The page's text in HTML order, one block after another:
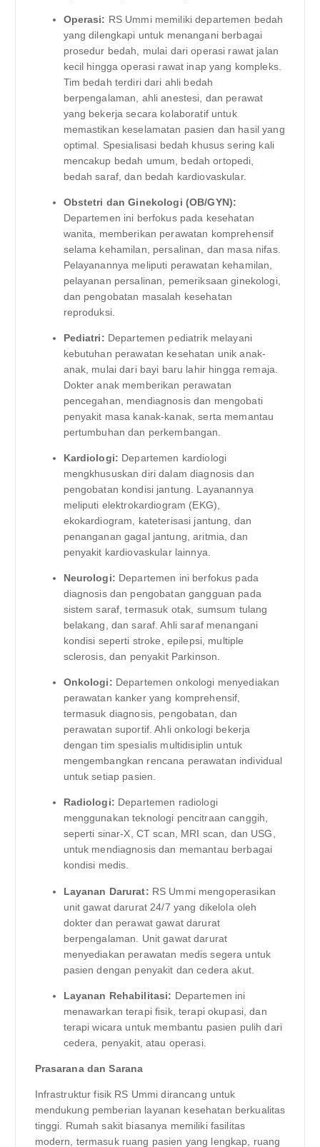
Operasi: RS Ummi memiliki departemen bedah
yang dilengkapi untuk menangani berbagai
prosedur bedah, mulai dari operasi rawat jalan
kecil hingga operasi rawat inap yang kompleks.
Tim bedah terdiri dari ahli bedah
berpengalaman, ahli anestesi, dan perawat
yang bekerja secara kolaboratif untuk
memastikan keselamatan pasien dan hasil yang
optimal. Spesialisasi bedah khusus sering kali
mencakup bedah umum, bedah ortopedi,
bedah saraf, dan bedah kardiovaskular.
Obstetri dan Ginekologi (OB/GYN):
Departemen ini berfokus pada kesehatan
wanita, memberikan perawatan komprehensif
selama kehamilan, persalinan, dan masa nifas.
Pelayanannya meliputi perawatan kehamilan,
pelayanan persalinan, pemeriksaan ginekologi,
dan pengobatan masalah kesehatan
reproduksi.
Pediatri: Departemen pediatrik melayani
kebutuhan perawatan kesehatan unik anak-
anak, mulai dari bayi baru lahir hingga remaja.
Dokter anak memberikan perawatan
pencegahan, mendiagnosis dan mengobati
penyakit masa kanak-kanak, serta memantau
pertumbuhan dan perkembangan.
Kardiologi: Departemen kardiologi
mengkhususkan diri dalam diagnosis dan
pengobatan kondisi jantung. Layanannya
meliputi elektrokardiogram (EKG),
ekokardiogram, kateterisasi jantung, dan
penanganan gagal jantung, aritmia, dan
penyakit kardiovaskular lainnya.
Neurologi: Departemen ini berfokus pada
diagnosis dan pengobatan gangguan pada
sistem saraf, termasuk otak, sumsum tulang
belakang, dan saraf. Ahli saraf menangani
kondisi seperti stroke, epilepsi, multiple
sclerosis, dan penyakit Parkinson.
Onkologi: Departemen onkologi menyediakan
perawatan kanker yang komprehensif,
termasuk diagnosis, pengobatan, dan
perawatan suportif. Ahli onkologi bekerja
dengan tim spesialis multidisiplin untuk
mengembangkan rencana perawatan individual
untuk setiap pasien.
Radiologi: Departemen radiologi
menggunakan teknologi pencitraan canggih,
seperti sinar-X, CT scan, MRI scan, dan USG,
untuk mendiagnosis dan memantau berbagai
kondisi medis.
Layanan Darurat: RS Ummi mengoperasikan
unit gawat darurat 24/7 yang dikelola oleh
dokter dan perawat gawat darurat
berpengalaman. Unit gawat darurat
menyediakan perawatan medis segera untuk
pasien dengan penyakit dan cedera akut.
Layanan Rehabilitasi: Departemen ini
menawarkan terapi fisik, terapi okupasi, dan
terapi wicara untuk membantu pasien pulih dari
cedera, penyakit, atau operasi.
Prasarana dan Sarana
Infrastruktur fisik RS Ummi dirancang untuk
mendukung pemberian layanan kesehatan berkualitas
tinggi. Rumah sakit biasanya memiliki fasilitas
modern, termasuk ruang pasien yang lengkap, ruang